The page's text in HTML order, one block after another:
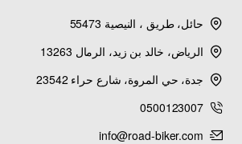
حائل، طريق ، النيصية 55473
الرياض، خالد بن زيد، الرمال 13263
جدة، حي المروة، شارع حراء 23542
0500123007
info@road-biker.com